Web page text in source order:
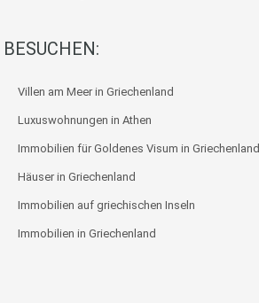
BESUCHEN:
Villen am Meer in Griechenland
Luxuswohnungen in Athen
Immobilien für Goldenes Visum in Griechenland
Häuser in Griechenland
Immobilien auf griechischen Inseln
Immobilien in Griechenland